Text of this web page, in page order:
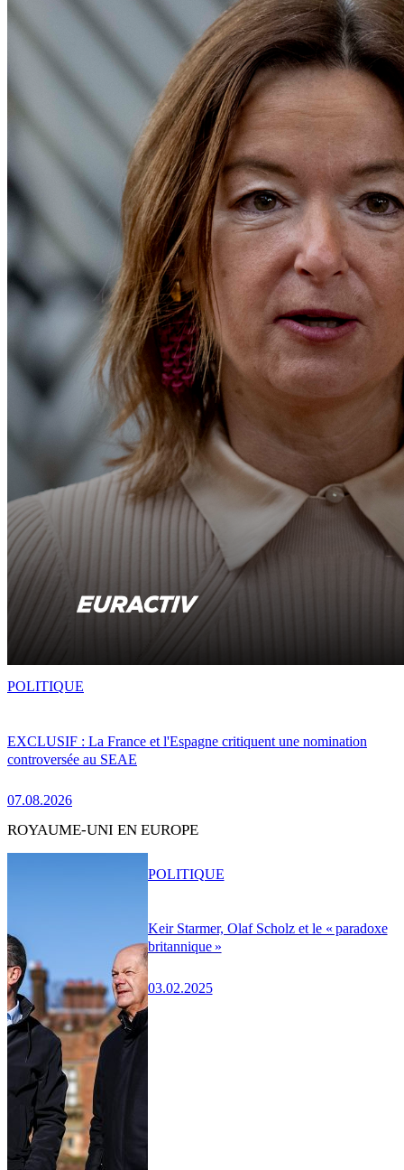
EXCLUSIF : La France et l'Espagne critiquent une nomination
controversée au SEAE
07.08.2026
POLITIQUE
ROYAUME-UNI EN EUROPE
Keir Starmer, Olaf Scholz et le « paradoxe
britannique »
03.02.2025
POLITIQUE